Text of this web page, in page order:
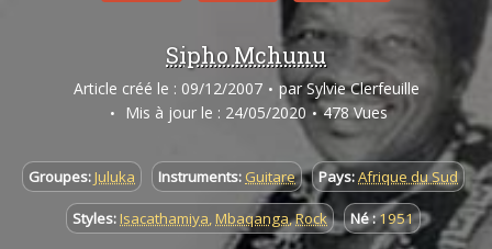
Sipho Mchunu
Article créé le : 09/12/2007 par Sylvie Clerfeuille
Mis à jour le : 24/05/2020
478 Vues
Groupes: Juluka Instruments: Guitare Pays:Afrique du Sud
Styles: Isacathamiya, Mbaqanga,Rock Né :1951